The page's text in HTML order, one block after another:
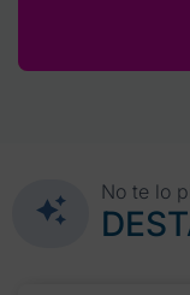
No te lo